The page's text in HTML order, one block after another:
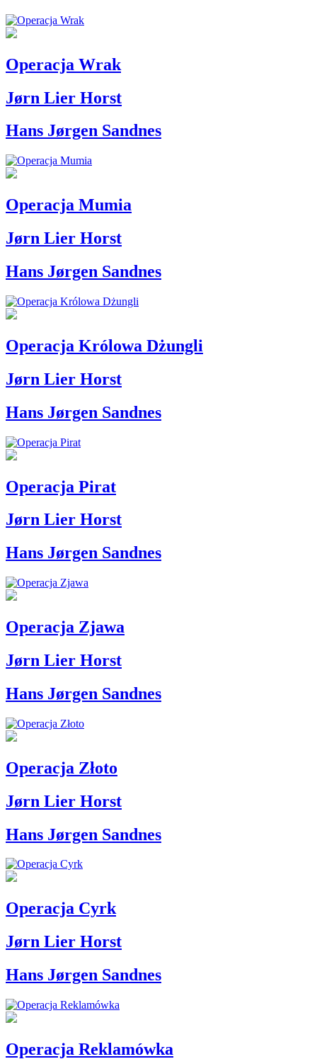
Operacja Wrak
Jørn Lier Horst
Hans Jørgen Sandnes
Operacja Mumia
Jørn Lier Horst
Hans Jørgen Sandnes
Operacja Królowa Dżungli
Jørn Lier Horst
Hans Jørgen Sandnes
Operacja Pirat
Jørn Lier Horst
Hans Jørgen Sandnes
Operacja Zjawa
Jørn Lier Horst
Hans Jørgen Sandnes
Operacja Złoto
Jørn Lier Horst
Hans Jørgen Sandnes
Operacja Cyrk
Jørn Lier Horst
Hans Jørgen Sandnes
Operacja Reklamówka